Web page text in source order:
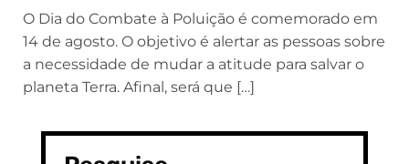
O Dia do Combate à Poluição é comemorado em
14 de agosto. O objetivo é alertar as pessoas sobre
a necessidade de mudar a atitude para salvar o
planeta Terra. Afinal, será que […]